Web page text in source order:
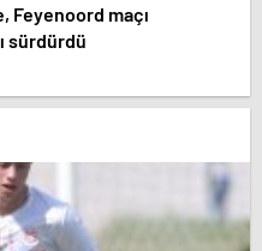
Feyenoord maçı
sürdürdü